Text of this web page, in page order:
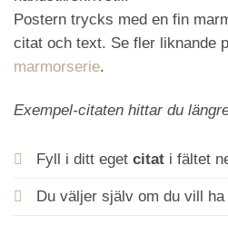
Postern trycks med en fin
citat och text. Se fler liknande
marmorserie.
Exempel-citaten hittar du
Fyll i ditt eget citat i fältet
Du väljer själv om du vill ha